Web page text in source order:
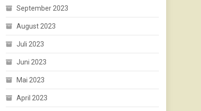
September 2023
August 2023
Juli 2023
Juni 2023
Mai 2023
April 2023